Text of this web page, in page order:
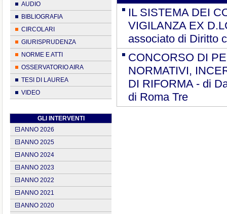
AUDIO
BIBLIOGRAFIA
CIRCOLARI
GIURISPRUDENZA
NORME E ATTI
OSSERVATORIO AIRA
TESI DI LAUREA
VIDEO
GLI INTERVENTI
ANNO 2026
ANNO 2025
ANNO 2024
ANNO 2023
ANNO 2022
ANNO 2021
ANNO 2020
IL SISTEMA DEI
VIGILANZA EX
associato di Diritto
CONCORSO DI
NORMATIVI,
DI RIFORMA - di
di Roma Tre